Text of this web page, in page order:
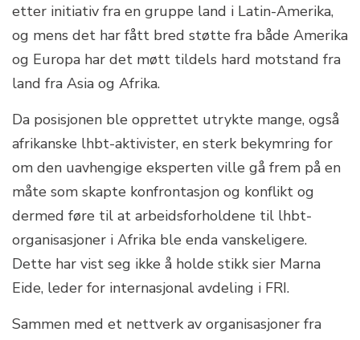
etter initiativ fra en gruppe land i Latin-Amerika,
og mens det har fått bred støtte fra både Amerika
og Europa har det møtt tildels hard motstand fra
land fra Asia og Afrika.
Da posisjonen ble opprettet utrykte mange, også
afrikanske lhbt-aktivister, en sterk bekymring for
om den uavhengige eksperten ville gå frem på en
måte som skapte konfrontasjon og konflikt og
dermed føre til at arbeidsforholdene til lhbt-
organisasjoner i Afrika ble enda vanskeligere.
Dette har vist seg ikke å holde stikk sier Marna
Eide, leder for internasjonal avdeling i FRI.
Sammen med et nettverk av organisasjoner fra